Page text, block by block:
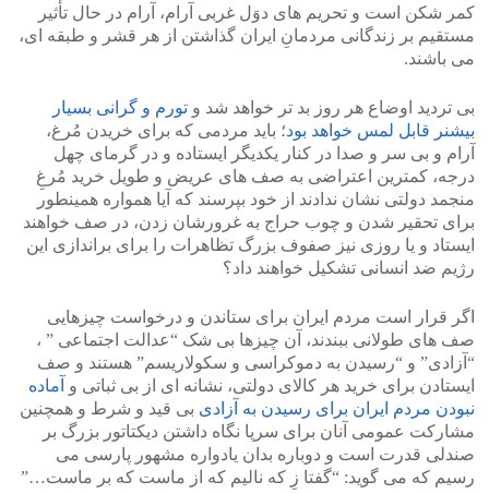
کمر شکن است و تحریم های دوَل غربی آرام، آرام در حال تأثیر
مستقیم بر زندگانی مردمانِ ایران گذاشتن از هر قشر و طبقه ای،
می باشند.
بی تردید اوضاع هر روز بد تر خواهد شد و تورم و گرانی بسیار
بیشنر قابل لمس خواهد بود؛ باید مردمی که برای خریدن مُرغ،
آرام و بی سر و صدا در کنار یکدیگر ایستاده و در گرمای چهل
درجه، کمترین اعتراضی به صف های عریض و طویل خرید مُرغِ
منجمد دولتی نشان ندادند از خود بپرسند که آیا همواره همینطور
برای تحقیر شدن و چوب حراج به غرورشان زدن، در صف خواهند
ایستاد و یا روزی نیز صفوف بزرگ تظاهرات را برای براندازی این
رژیم ضد انسانی تشکیل خواهند داد؟
اگر قرار است مردم ایران برای ستاندن و درخواست چیزهایی
صف های طولانی ببندند، آن چیزها بی شک “عدالت اجتماعی ” ،
“آزادی” و “رسیدن به دموکراسی و سکولاریسم” هستند و صف
ایستادن برای خرید هر کالای دولتی، نشانه ای از بی ثباتی و آماده
نبودن مردم ایران برای رسیدن به آزادی بی قید و شرط و همچنین
مشارکت عمومی آنان برای سرپا نگاه داشتن دیکتاتور بزرگ بر
صندلی قدرت است و دوباره بدان یادواره مشهور پارسی می
رسیم که می گوید: “گفتا زِ که نالیم که از ماست که بر ماست…”